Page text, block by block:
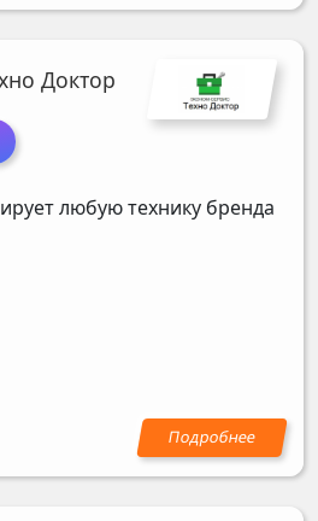
Доктор
любую технику бренда